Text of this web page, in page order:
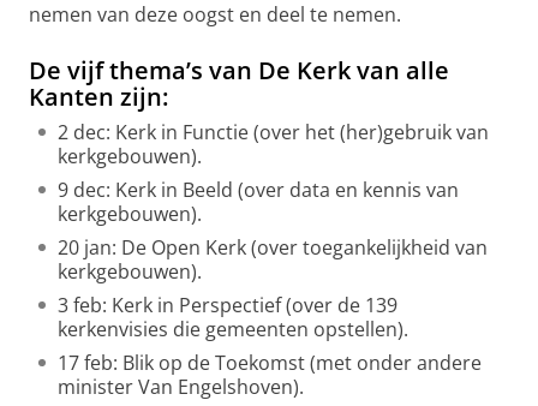
nemen van deze oogst en deel te nemen.
De vijf thema’s van De Kerk van alle
Kanten zijn:
2 dec: Kerk in Functie (over het (her)gebruik van
kerkgebouwen).
9 dec: Kerk in Beeld (over data en kennis van
kerkgebouwen).
20 jan: De Open Kerk (over toegankelijkheid van
kerkgebouwen).
3 feb: Kerk in Perspectief (over de 139
kerkenvisies die gemeenten opstellen).
17 feb: Blik op de Toekomst (met onder andere
minister Van Engelshoven).